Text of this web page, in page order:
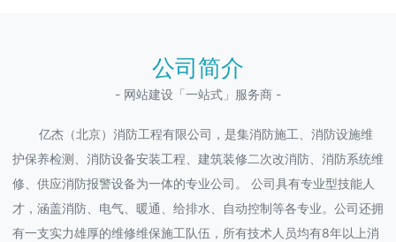
公司简介
- 网站建设「一站式」服务商 -
亿杰（北京）消防工程有限公司，是集消防施工、消防设施维
护保养检测、消防设备安装工程、建筑装修二次改消防、消防系统维
修、供应消防报警设备为一体的专业公司。 公司具有专业型技能人
才，涵盖消防、电气、暖通、给排水、自动控制等各专业。公司还拥
有一支实力雄厚的维修维保施工队伍，所有技术人员均有8年以上消